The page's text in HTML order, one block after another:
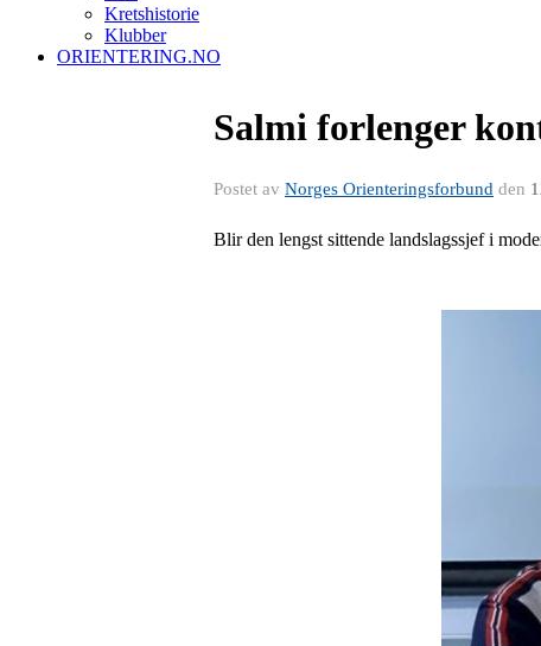
Kretshistorie
Klubber
ORIENTERING.NO
Salmi forlenger
Postet av Norges Orienteringsforbund den
Blir den lengst sittende landslagssjef i